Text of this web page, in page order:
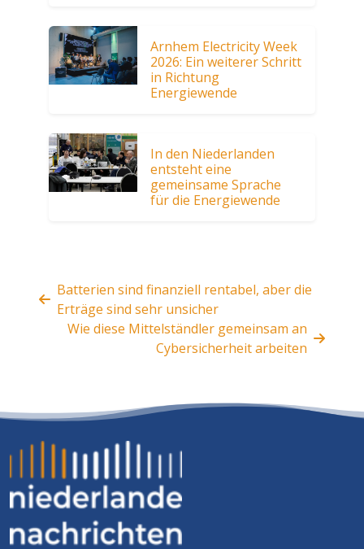
Arnhem Electricity Week
2026: Ein weiterer Schritt
in Richtung
Energiewende
In den Niederlanden
entsteht eine
gemeinsame Sprache
für die Energiewende
Batterien sind finanziell rentabel, aber die
Erträge sind sehr unsicher
Wie diese Mittelständler gemeinsam an
Cybersicherheit arbeiten